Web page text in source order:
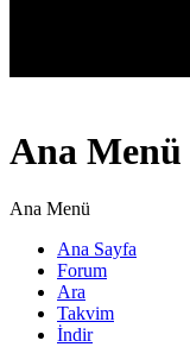
Ana Menü
Ana Menü
Ana Sayfa
Forum
Ara
Takvim
İndir